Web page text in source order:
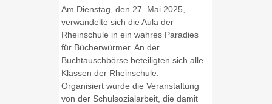
Am Dienstag, den 27. Mai 2025,
verwandelte sich die Aula der
Rheinschule in ein wahres Paradies
für Bücherwürmer. An der
Buchtauschbörse beteiligten sich alle
Klassen der Rheinschule.
Organisiert wurde die Veranstaltung
von der Schulsozialarbeit, die damit